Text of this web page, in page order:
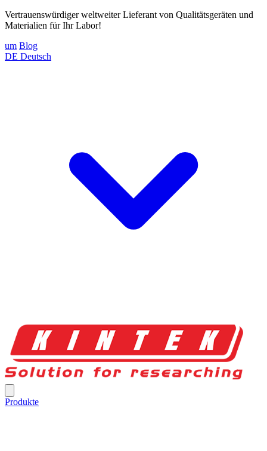
Vertrauenswürdiger weltweiter Lieferant von Qualitätsgeräten und
Materialien für Ihr Labor!
um Blog
DE Deutsch
Produkte